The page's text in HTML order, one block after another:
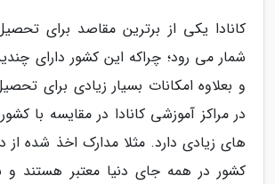
کانادا یکی از برترین مقاصد برای
شمار می رود؛ چراکه این کشور دارای
و بعلاوه امکانات بسیار زیادی برای
در مراکز آموزشی کانادا در مقایسه با
های زیادی دارد. مثلا مدارک اخذ شده از
کشور در همه جای دنیا معتبر هستند